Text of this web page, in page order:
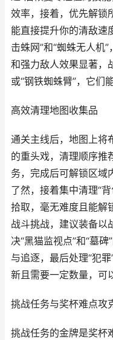
效率，接着，优先解锁
能直接提升你的清敌速
击蛛网”和“蜘蛛无人机
和强力敌人效果显著，
或“钢铁蜘蛛臂”，它们
高效清理地图收集品
通关主线后，地图上将
的重头戏，清理顺序推
务，完成后可解锁区域
了然，接着集中清理“
拾取，毫无难度且能解
战斗挑战，建议装备以
决“黑猫监视点”和“墓
与追逐，最后处理“犯
新且需要一定数量，可
挑战任务与奖杯难点攻
挑战任务的金牌是奖杯